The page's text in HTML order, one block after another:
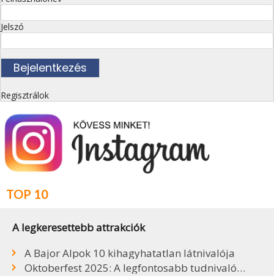
Jelszó
Regisztrálok
TOP 10
A legkeresettebb attrakciók
A Bajor Alpok 10 kihagyhatatlan látnivalója
Oktoberfest 2025: A legfontosabb tudnivalók, sörök, árak